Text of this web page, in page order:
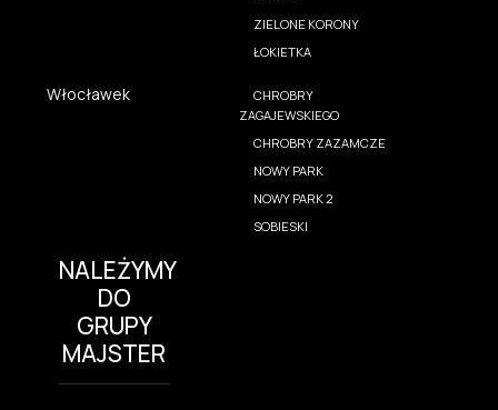
ZIELONE KORONY
ŁOKIETKA
Włocławek
CHROBRY
ZAGAJEWSKIEGO
CHROBRY ZAZAMCZE
NOWY PARK
NOWY PARK 2
SOBIESKI
NALEŻYMY
DO
GRUPY
MAJSTER